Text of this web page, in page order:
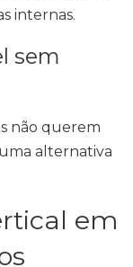
internas.
sem
não querem
alternativa
em